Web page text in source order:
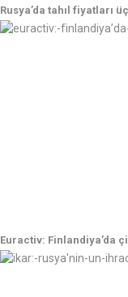
Rusya’da tahıl fiyatları
Euractiv: Finlandiya’da